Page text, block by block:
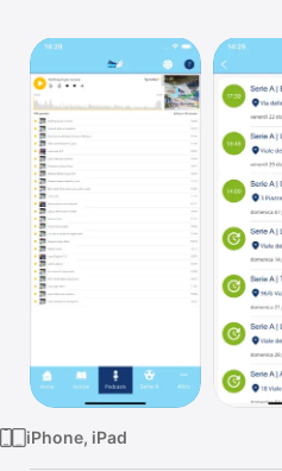
iPad
Mac
Watch
TV
iPhone, iPad